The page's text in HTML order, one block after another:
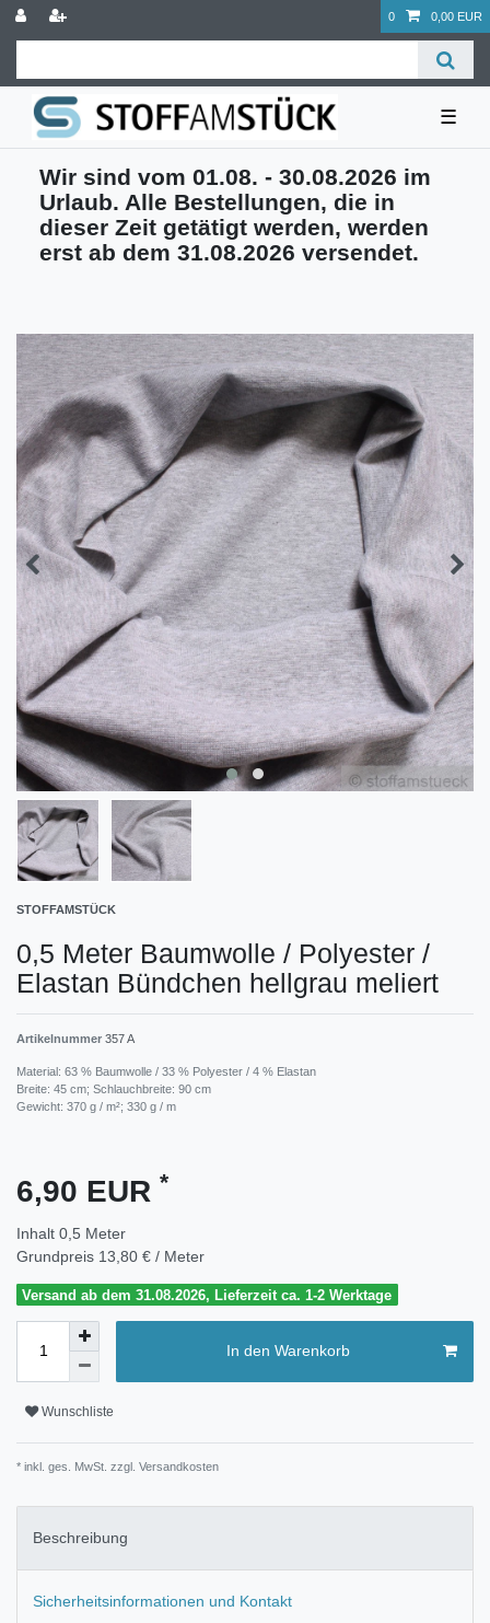
0 0,00 EUR
☰
Wir sind vom 01.08. - 30.08.2026 im
Urlaub. Alle Bestellungen, die in
dieser Zeit getätigt werden, werden
erst ab dem 31.08.2026 versendet.
STOFFAMSTÜCK
0,5 Meter Baumwolle / Polyester /
Elastan Bündchen hellgrau meliert
Artikelnummer 357 A
Material: 63 % Baumwolle / 33 % Polyester / 4 % Elastan
Breite: 45 cm; Schlauchbreite: 90 cm
Gewicht: 370 g / m²; 330 g / m
6,90 EUR *
Inhalt 0,5 Meter
Grundpreis 13,80 € / Meter
Versand ab dem 31.08.2026, Lieferzeit ca. 1-2 Werktage
In den Warenkorb
Wunschliste
* inkl. ges. MwSt. zzgl. Versandkosten
Beschreibung
Sicherheitsinformationen und Kontakt